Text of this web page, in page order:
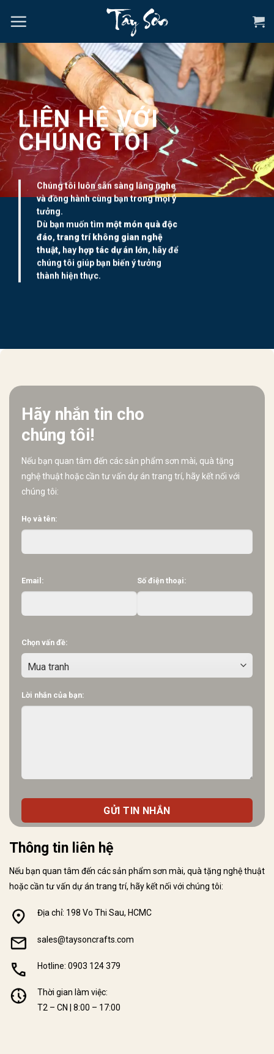
đến
LIÊN HỆ VỚI
CHÚNG TÔI
Chúng tôi luôn sẵn sàng lắng nghe
và đồng hành cùng bạn trong mọi ý
tưởng.
Dù bạn muốn tìm một món quà độc
đáo, trang trí không gian nghệ
thuật, hay hợp tác dự án lớn, hãy để
chúng tôi giúp bạn biến ý tưởng
thành hiện thực.
Hãy nhắn tin cho
chúng tôi!
Nếu bạn quan tâm đến các sản phẩm sơn mài, quà tặng
nghệ thuật hoặc cần tư vấn dự án trang trí, hãy kết nối với
chúng tôi:
Họ và tên:
Email: Số điện thoại:
Chọn vấn đề:
Lời nhắn của bạn:
Thông tin liên hệ
Nếu bạn quan tâm đến các sản phẩm sơn mài, quà tặng nghệ thuật
hoặc cần tư vấn dự án trang trí, hãy kết nối với chúng tôi:
Địa chỉ: 198 Vo Thi Sau, HCMC
sales@taysoncrafts.com
Hotline: 0903 124 379
Thời gian làm việc:
T2 – CN | 8:00 – 17:00